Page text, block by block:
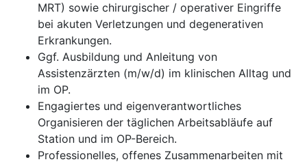
MRT) sowie chirurgischer / operativer Eingriffe
bei akuten Verletzungen und degenerativen
Erkrankungen.
Ggf. Ausbildung und Anleitung von
Assistenzärzten (m/w/d) im klinischen Alltag und
im OP.
Engagiertes und eigenverantwortliches
Organisieren der täglichen Arbeitsabläufe auf
Station und im OP-Bereich.
Professionelles, offenes Zusammenarbeiten mit